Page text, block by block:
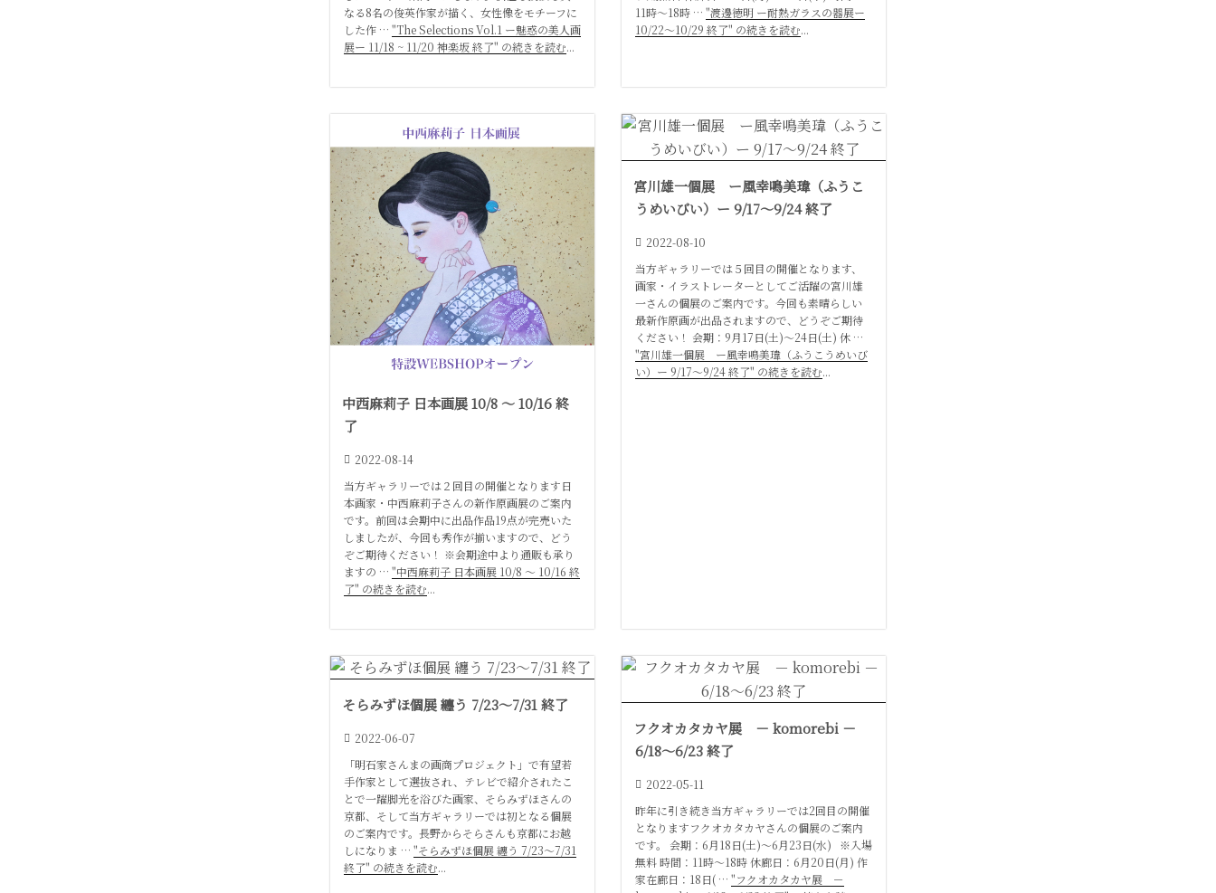
なる8名の俊英作家が描く、女性像をモチーフに
した作 … "The Selections Vol.1 ー魅惑の美人画
展ー 11/18 ~ 11/20 神楽坂 終了" の続きを読む...
11時〜18時 … "渡邊徳明 ー耐熱ガラスの器展ー
10/22〜10/29 終了" の続きを読む...
中西麻莉子 日本画展 10/8 〜 10/16 終
了
2022-08-14
当方ギャラリーでは２回目の開催となります日
本画家・中西麻莉子さんの新作原画展のご案内
です。前回は会期中に出品作品19点が完売いた
しましたが、今回も秀作が揃いますので、どう
ぞご期待ください！ ※会期途中より通販も承り
ますの … "中西麻莉子 日本画展 10/8 〜 10/16 終
了" の続きを読む...
宮川雄一個展 ー風幸鳴美瑋（ふうこ
うめいびい）ー 9/17〜9/24 終了
2022-08-10
当方ギャラリーでは５回目の開催となります、
画家・イラストレーターとしてご活躍の宮川雄
一さんの個展のご案内です。今回も素晴らしい
最新作原画が出品されますので、どうぞご期待
ください！ 会期：9月17日(土)〜24日(土) 休 …
"宮川雄一個展 ー風幸鳴美瑋（ふうこうめいび
い）ー 9/17〜9/24 終了" の続きを読む...
そらみずほ個展 纏う 7/23〜7/31 終了
2022-06-07
「明石家さんまの画商プロジェクト」で有望若
手作家として選抜され、テレビで紹介されたこ
とで一躍脚光を浴びた画家、そらみずほさんの
京都、そして当方ギャラリーでは初となる個展
のご案内です。長野からそらさんも京都にお越
しになりま … "そらみずほ個展 纏う 7/23〜7/31
終了" の続きを読む...
フクオカタカヤ展 － komorebi －
6/18〜6/23 終了
2022-05-11
昨年に引き続き当方ギャラリーでは2回目の開催
となりますフクオカタカヤさんの個展のご案内
です。 会期：6月18日(土)〜6月23日(水) ※入場
無料 時間：11時〜18時 休廊日：6月20日(月) 作
家在廊日：18日( … "フクオカタカヤ展 －